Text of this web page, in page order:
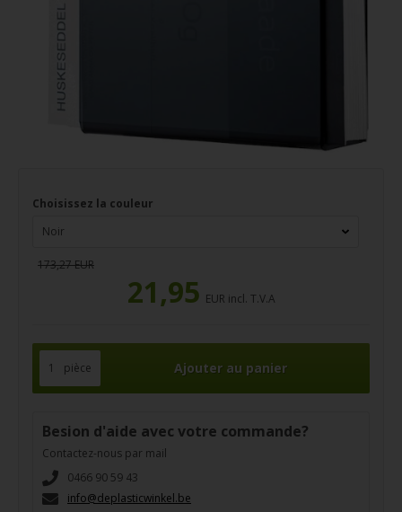
Choisissez la couleur
173,27 EUR
21,95 EUR incl. T.V.A
pièce
Besion d'aide avec votre commande?
Contactez-nous par mail
0466 90 59 43
info@deplasticwinkel.be